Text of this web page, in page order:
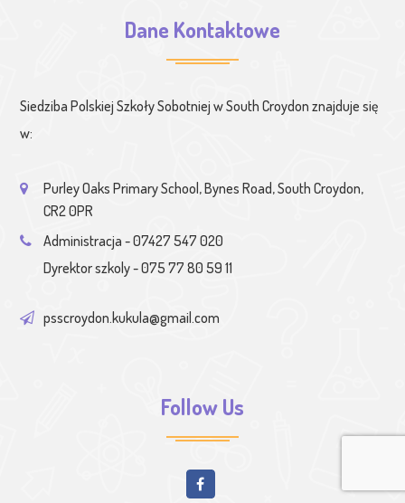
Dane Kontaktowe
Siedziba Polskiej Szkoły Sobotniej w South Croydon znajduje się
w:
Purley Oaks Primary School, Bynes Road, South Croydon,
CR2 0PR
Administracja - 07427 547 020
Dyrektor szkoly - 075 77 80 59 11
psscroydon.kukula@gmail.com
Follow Us